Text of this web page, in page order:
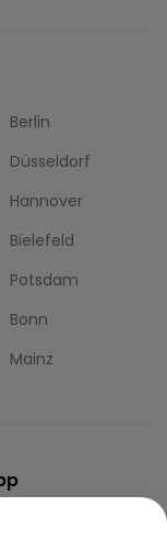
Berlin
Düsseldorf
Hannover
Bielefeld
Potsdam
Bonn
Mainz